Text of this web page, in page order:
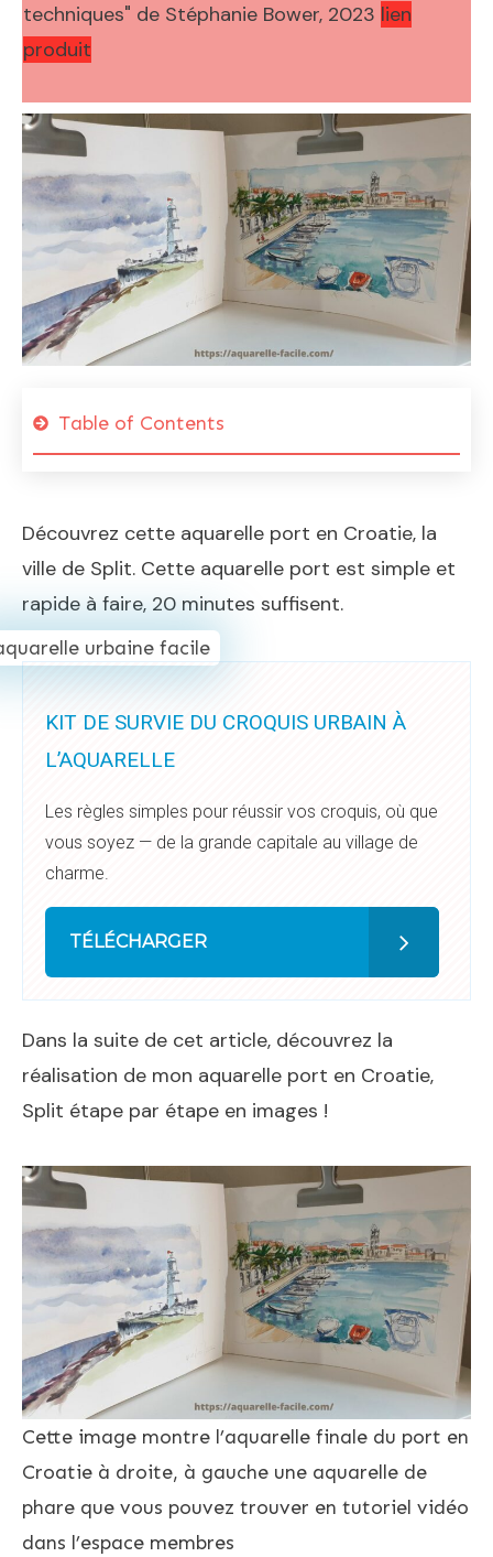
techniques" de Stéphanie Bower, 2023 lien
produit
Table of Contents
Découvrez cette aquarelle port en Croatie, la
ville de Split. Cette aquarelle port est simple et
rapide à faire, 20 minutes suffisent.
KIT DE SURVIE DU CROQUIS URBAIN À
L’AQUARELLE
Les règles simples pour réussir vos croquis, où que
vous soyez — de la grande capitale au village de
charme.
TÉLÉCHARGER
Dans la suite de cet article, découvrez la
réalisation de mon aquarelle port en Croatie,
Split étape par étape en images !
Cette image montre l’aquarelle finale du port en
Croatie à droite, à gauche une aquarelle de
phare que vous pouvez trouver en tutoriel vidéo
dans l’espace membres